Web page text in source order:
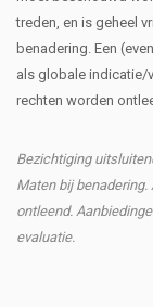
treden, en is geheel
benadering. Een
als globale indicatie/
rechten worden
Bezichtiging
Maten bij
ontleend.
evaluatie.